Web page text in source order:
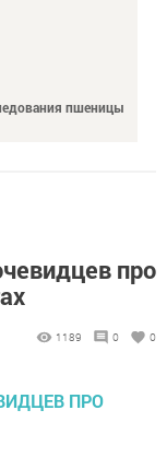
пшеницы